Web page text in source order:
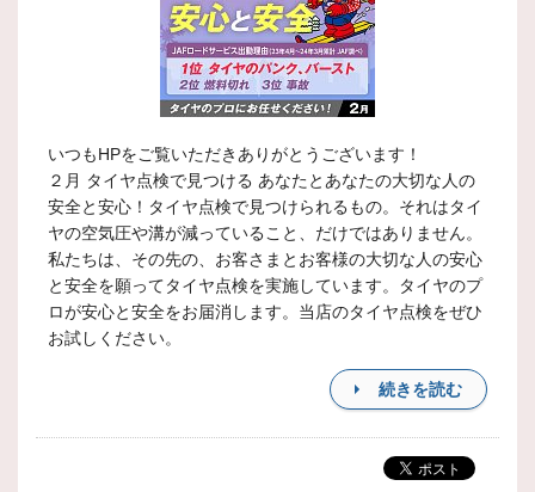
いつもHPをご覧いただきありがとうございます！
２月 タイヤ点検で見つける あなたとあなたの大切な人の
安全と安心！タイヤ点検で見つけられるもの。それはタイ
ヤの空気圧や溝が減っていること、だけではありません。
私たちは、その先の、お客さまとお客様の大切な人の安心
と安全を願ってタイヤ点検を実施しています。タイヤのプ
ロが安心と安全をお届消します。当店のタイヤ点検をぜひ
お試しください。
続きを読む